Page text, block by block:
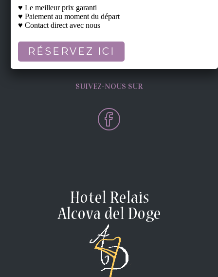
info@alcovadeldoge.it
P. IVA 03535430270
SUIVEZ-NOUS SUR
♥ Le meilleur prix garanti
♥ Paiement au moment du départ
♥ Contact direct avec nous